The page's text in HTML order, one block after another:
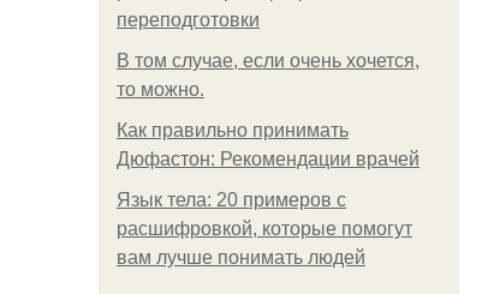
переподготовки
В том случае, если очень хочется,
то можно.
Как правильно принимать
Дюфастон: Рекомендации врачей
Язык тела: 20 примеров с
расшифровкой, которые помогут
вам лучше понимать людей